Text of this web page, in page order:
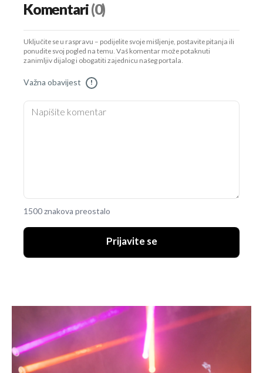
Komentari(0)
Uključite se u raspravu – podijelite svoje mišljenje, postavite pitanja ili
ponudite svoj pogled na temu. Vaš komentar može potaknuti
zanimljiv dijalog i obogatiti zajednicu našeg portala.
Važna obavijest !
1500 znakova preostalo
Prijavite se